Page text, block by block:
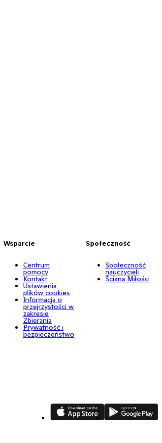
Wsparcie
Centrum
pomocy
Kontakt
Ustawienia
plików cookies
Informacja o
przejrzystości w
zakresie
Zbierania
Prywatność i
bezpieczeństwo
Społeczność
Społeczność
nauczycieli
Ściana Miłości
App Store Google Play